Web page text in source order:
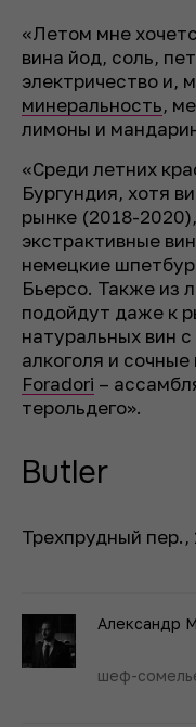
«Летом мне
вина йод, соль,
электричество и,
минеральность,
лимоны и
«Среди летних
Бургундия, хотя
рынке (2018-
экстрактивные
немецкие
Бьерсо. Также из
подойдут даже к
натуральных вин
алкоголя и
Foradori –
терольдего».
Butler
Трехпрудный пер.,
Александр
шеф-